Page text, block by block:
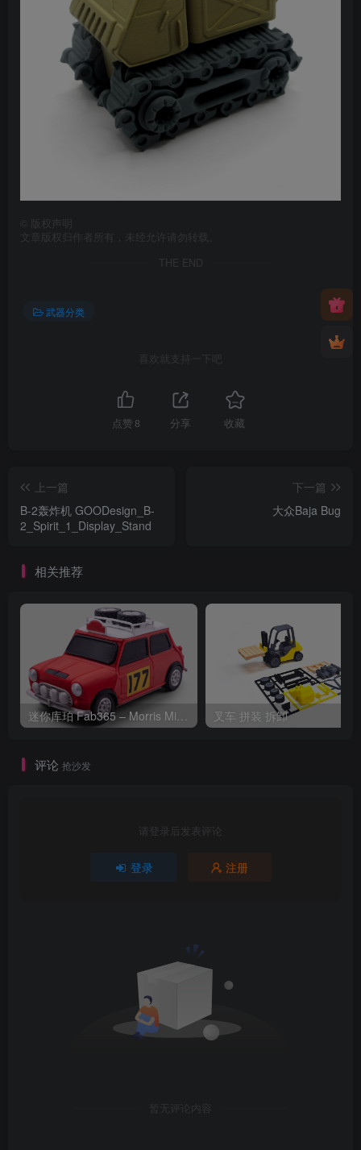
版权声明
文章版权归作者所有，未经允许请勿转载。
THE END
武器分类
喜欢就支持一下吧
点赞 8 分享 收藏
上一篇
B-2轰炸机 GOODesign_B-
2_Spirit_1_Display_Stand
下一篇
大众Baja Bug
相关推荐
叉车 拼装 拆卸
评论 抢沙发
请登录后发表评论
登录 注册
暂无评论内容